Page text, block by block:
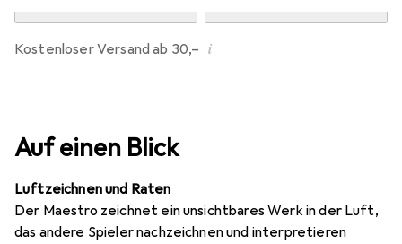
Kostenloser Versand ab 30,– i
Auf einen Blick
Luftzeichnen und Raten
Der Maestro zeichnet ein unsichtbares Werk in der Luft,
das andere Spieler nachzeichnen und interpretieren